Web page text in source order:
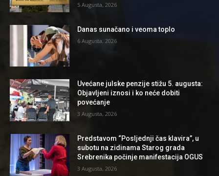
5 Augusta, 2026
Danas sunačano i veoma toplo
6 Augusta, 2026
Uvećane julske penzije stižu 5. augusta:
Objavljeni iznosi i ko neće dobiti
povećanje
3 Augusta, 2026
Predstavom “Posljednji čas klavira”, u
subotu na zidinama Starog grada
Srebrenika počinje manifestacija OGUS
3 Augusta, 2026